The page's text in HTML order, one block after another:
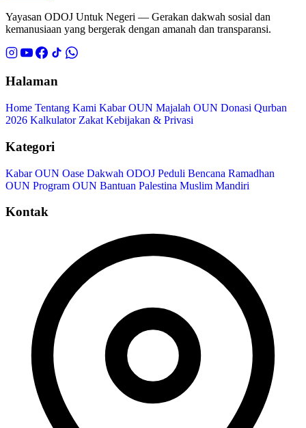
Yayasan ODOJ Untuk Negeri — Gerakan dakwah sosial dan
kemanusiaan yang bergerak dengan amanah dan transparansi.
Halaman
Home Tentang Kami Kabar OUN Majalah OUN Donasi Qurban
2026 Kalkulator Zakat Kebijakan & Privasi
Kategori
Kabar OUN Oase Dakwah ODOJ Peduli Bencana Ramadhan
OUN Program OUN Bantuan Palestina Muslim Mandiri
Kontak